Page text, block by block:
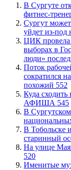
В Сургуте
фитнес-
Сургут
уйдет из-под
ЦИК провела
выборах в
люди»
Поток
сократился
похожий 552
​Куда сходить
АФИША 545
В
В Тобольске
старинный
​На улице
520
Именитые